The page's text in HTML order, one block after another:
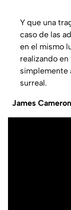
Y que una
caso de las
en el mismo
realizando
simplemente
surreal.
James Cameron